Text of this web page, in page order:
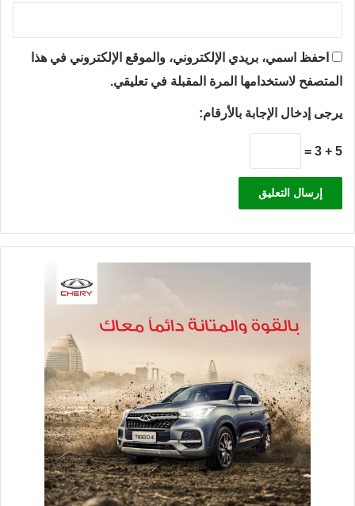
احفظ اسمي، بريدي الإلكتروني، والموقع الإلكتروني في هذا
المتصفح لاستخدامها المرة المقبلة في تعليقي.
يرجى إدخال الإجابة بالأرقام:
5 + 3 =